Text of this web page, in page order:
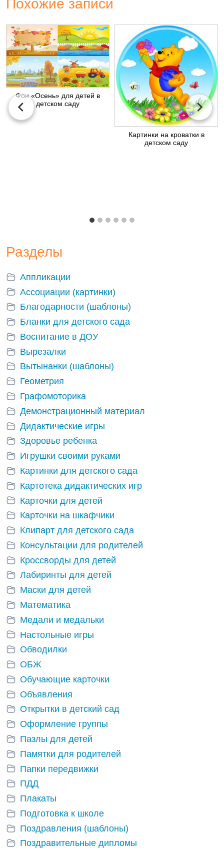
Похожие записи
Фон «Осень» для детей в
детском саду
Картинки на кроватки в
детском саду
Разделы
Аппликации
Ассоциации (картинки)
Благодарности (шаблоны)
Бланки для детского сада
Воспитание в ДОУ
Вырезалки
Вытынанки (шаблоны)
Геометрия
Графомоторика
Демонстрационный материал
Дидактические игры
Здоровье ребенка
Игрушки своими руками
Картинки для детского сада
Картотека дидактических игр
Карточки для детей
Карточки на шкафчики
Клипарт для детского сада
Консультации для родителей
Кроссворды для детей
Лабиринты для детей
Маски для детей
Математика
Медали и медальки
Настольные игры
Обводилки
ОБЖ
Обучающие карточки
Объявления
Открытки в детский сад
Оформление группы
Пазлы для детей
Памятки для родителей
Папки передвижки
ПДД
Плакаты
Подготовка к школе
Поздравления (шаблоны)
Поздравительные дипломы